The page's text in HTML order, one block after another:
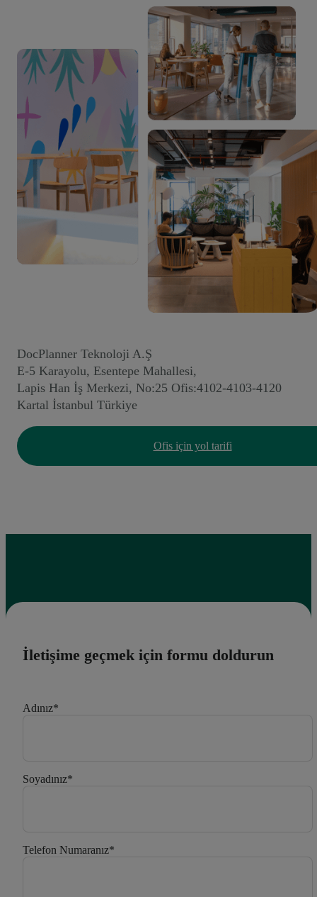
DocPlanner Teknoloji A.Ş
E-5 Karayolu, Esentepe Mahallesi,
Lapis Han İş Merkezi, No:25 Ofis:4102-4103-4120
Kartal İstanbul Türkiye
Ofis için yol tarifi
İletişime geçmek için formu doldurun
Adınız*
Soyadınız*
Telefon Numaranız*